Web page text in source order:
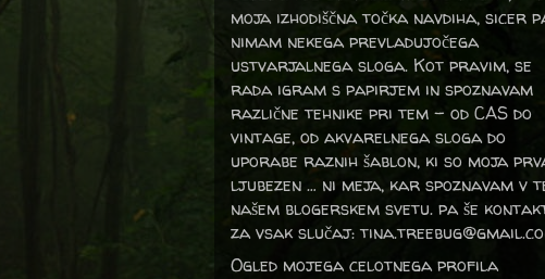
moja izhodiščna točka navdiha, sicer
nimam nekega prevladujočega
ustvarjalnega sloga. Kot pravim, se
rada igram s papirjem in spoznavam
različne tehnike pri tem – od CAS do
vintage, od akvarelnega sloga do
uporabe raznih šablon, ki so moja
ljubezen … ni meja, kar spoznavam v
našem blogerskem svetu. pa še
za vsak slučaj:
Ogled mojega celotnega profila